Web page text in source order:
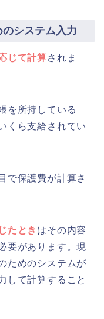
システム入力
じて計算されま
を所持している
くら支給されてい
で保護費が計算さ
たとき はその内容
要があります。現
ためのシステムが
して計算すること